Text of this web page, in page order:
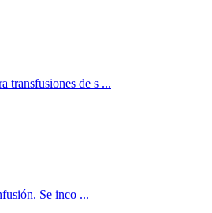
transfusiones de s ...
Se inco ...